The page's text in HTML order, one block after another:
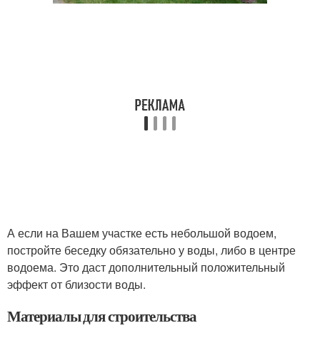
А если на Вашем участке есть небольшой водоем,
постройте беседку обязательно у воды, либо в центре
водоема. Это даст дополнительный положительный
эффект от близости воды.
Материалы для строительства